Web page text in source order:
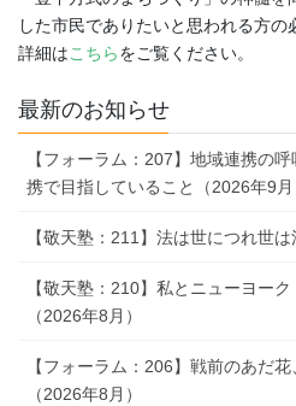
した市民でありたいと思われる方の
詳細はこちらをご覧ください。
最新のお知らせ
【フォーラム：207】地域連携の
携で目指していること（2026年9月
【敬天塾：211】法は世につれ世
【敬天塾：210】私とニューヨー
（2026年8月）
【フォーラム：206】戦前のあだ
（2026年8月）